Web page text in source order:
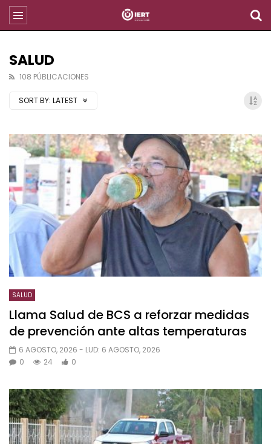
SALUD
108 PÚBLICACIONES
SORT BY: LATEST
SALUD
Llama Salud de BCS a reforzar medidas
de prevención ante altas temperaturas
6 AGOSTO, 2026 - LUD: 6 AGOSTO, 2026
0
24 0